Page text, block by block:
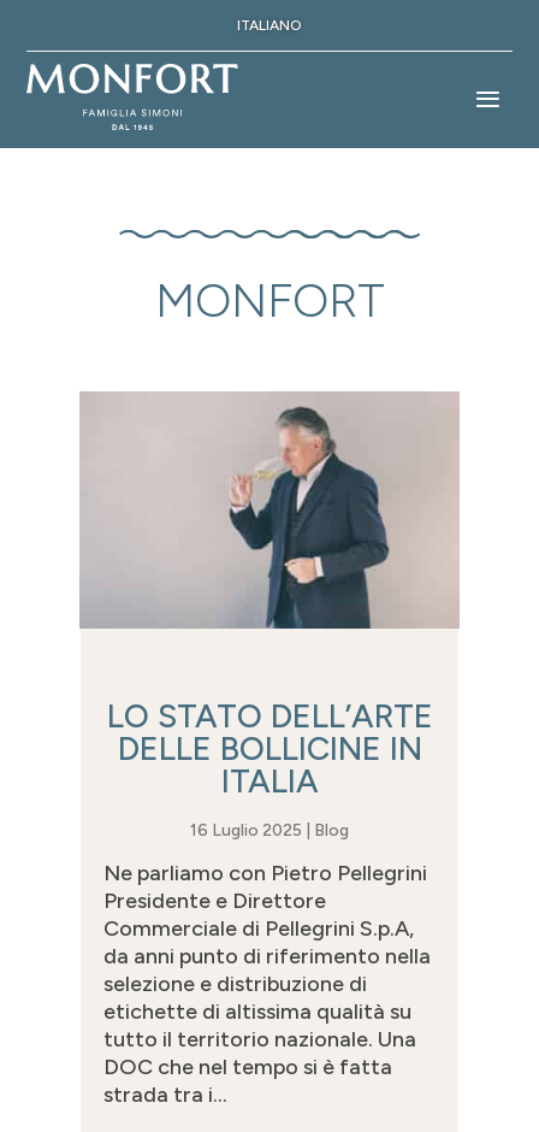
ITALIANO
MONFORT
LO STATO DELL’ARTE
DELLE BOLLICINE IN
ITALIA
16 Luglio 2025 Blog
Ne parliamo con Pietro Pellegrini
Presidente e Direttore
Commerciale di Pellegrini S.p.A,
da anni punto di riferimento nella
selezione e distribuzione di
etichette di altissima qualità su
tutto il territorio nazionale. Una
DOC che nel tempo si è fatta
strada tra i...